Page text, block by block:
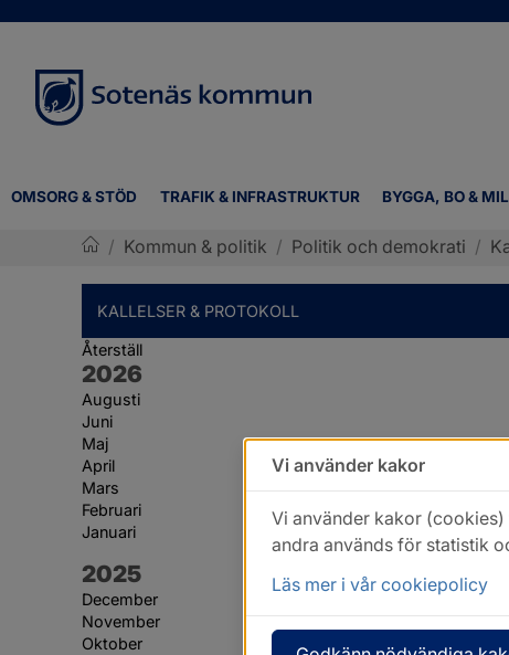
OMSORG & STÖD TRAFIK & INFRASTRUKTUR BYGGA, BO &
/ Kommun & politik / Politik och demokrati /
KALLELSER & PROTOKOLL
Återställ
År:
2026
Augusti
Juni
Maj
April
Mars
Februari
Januari
År:
2025
December
November
Oktober
Vi använder kakor
Vi använder kakor
andra används för statistik
Läs mer i vår cookiepolicy